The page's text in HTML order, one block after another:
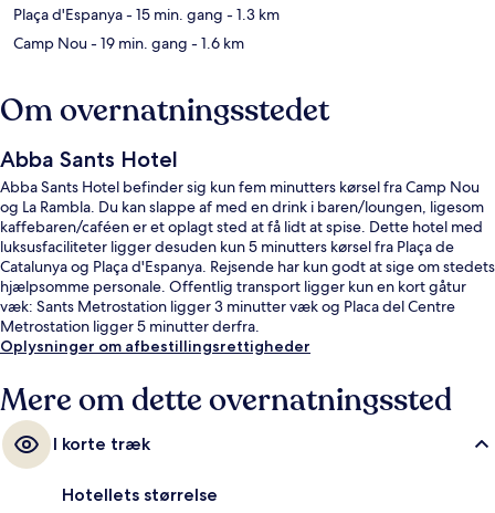
Plaça d'Espanya- 15 min. gang - 1.3 km
Camp Nou- 19 min. gang - 1.6 km
Om overnatningsstedet
Abba Sants Hotel
Abba Sants Hotel befinder sig kun fem minutters kørsel fra Camp Nou
og La Rambla. Du kan slappe af med en drink i baren/loungen, ligesom
kaffebaren/caféen er et oplagt sted at få lidt at spise. Dette hotel med
luksusfaciliteter ligger desuden kun 5 minutters kørsel fra Plaça de
Catalunya og Plaça d'Espanya. Rejsende har kun godt at sige om stedets
hjælpsomme personale. Offentlig transport ligger kun en kort gåtur
væk: Sants Metrostation ligger 3 minutter væk og Placa del Centre
Metrostation ligger 5 minutter derfra.
Oplysninger om afbestillingsrettigheder
Mere om dette overnatningssted
I korte træk
Hotellets størrelse